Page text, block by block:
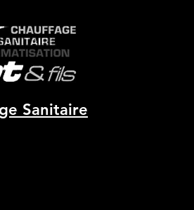
Sanitaire